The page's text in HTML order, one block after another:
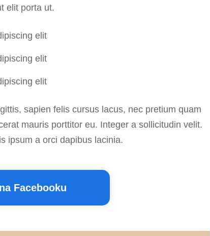
elit porta ut.
elit
elit
elit
sapien felis cursus lacus, nec pretium quam
mauris porttitor eu. Integer a sollicitudin velit.
ipsum a orci dapibus lacinia.
Facebooku